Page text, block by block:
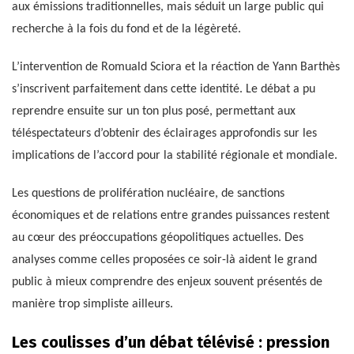
aux émissions traditionnelles, mais séduit un large public qui
recherche à la fois du fond et de la légèreté.
L’intervention de Romuald Sciora et la réaction de Yann Barthès
s’inscrivent parfaitement dans cette identité. Le débat a pu
reprendre ensuite sur un ton plus posé, permettant aux
téléspectateurs d’obtenir des éclairages approfondis sur les
implications de l’accord pour la stabilité régionale et mondiale.
Les questions de prolifération nucléaire, de sanctions
économiques et de relations entre grandes puissances restent
au cœur des préoccupations géopolitiques actuelles. Des
analyses comme celles proposées ce soir-là aident le grand
public à mieux comprendre des enjeux souvent présentés de
manière trop simpliste ailleurs.
Les coulisses d’un débat télévisé : pression